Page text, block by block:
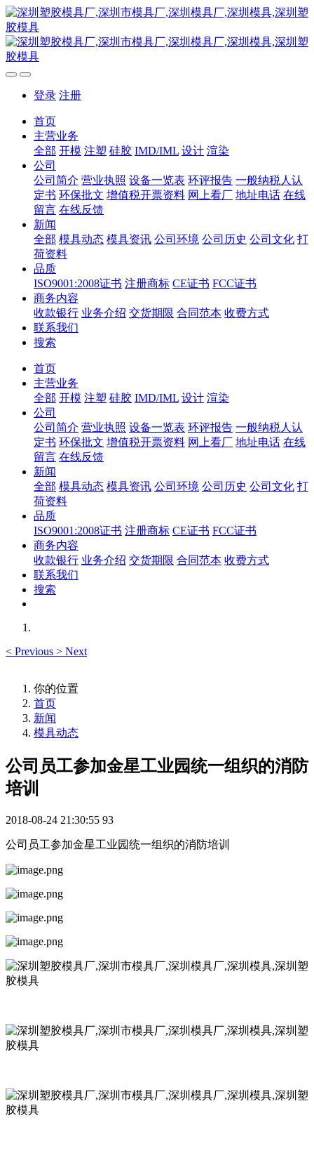
登录 注册
首页
主营业务
全部 开模 注塑 硅胶 IMD/IML 设计 渲染
公司
公司简介 营业执照 设备一览表 环评报告 一般纳税人认
定书 环保批文 增值税开票资料 网上看厂 地址电话 在线
留言 在线反馈
新闻
全部 模具动态 模具资讯 公司环境 公司历史 公司文化 打
荷资料
品质
ISO9001:2008证书 注册商标 CE证书 FCC证书
商务内容
收款银行 业务介绍 交货期限 合同范本 收费方式
联系我们
搜索
首页
主营业务
全部 开模 注塑 硅胶 IMD/IML 设计 渲染
公司
公司简介 营业执照 设备一览表 环评报告 一般纳税人认
定书 环保批文 增值税开票资料 网上看厂 地址电话 在线
留言 在线反馈
新闻
全部 模具动态 模具资讯 公司环境 公司历史 公司文化 打
荷资料
品质
ISO9001:2008证书 注册商标 CE证书 FCC证书
商务内容
收款银行 业务介绍 交货期限 合同范本 收费方式
联系我们
搜索
< Previous > Next
你的位置
首页
新闻
模具动态
公司员工参加金星工业园统一组织的消防
培训
2018-08-24 21:30:55 93
公司员工参加金星工业园统一组织的消防培训